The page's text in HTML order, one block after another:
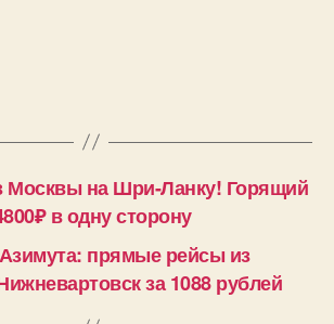
Москвы на Шри-Ланку! Горящий
в одну сторону
прямые рейсы из
за 1088 рублей